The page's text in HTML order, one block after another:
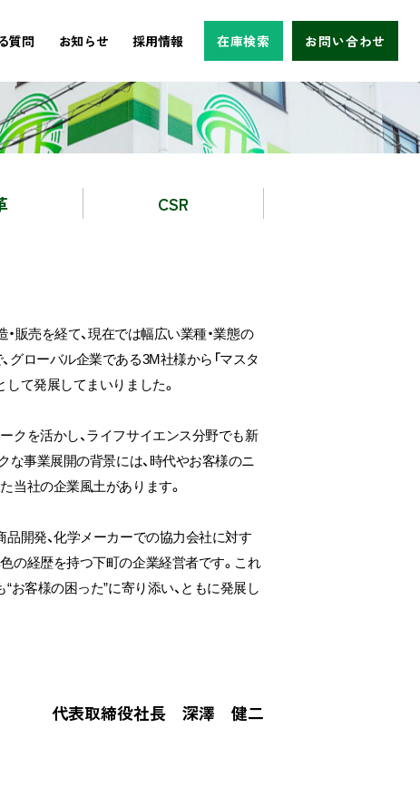
質問 お知らせ 採用情報 在庫検索 お問い合わせ
CSR
販売を経て、現在では幅広い業種・業態の
グローバル企業である3M社様から「マスタ
て発展してまいりました。
クを活かし、ライフサイエンス分野でも新
な事業展開の背景には、時代やお客様のニ
当社の企業風土があります。
開発、化学メーカーでの協力会社に対す
の経歴を持つ下町の企業経営者です。これ
お客様の困った”に寄り添い、ともに発展し
代表取締役社長 深澤 健二